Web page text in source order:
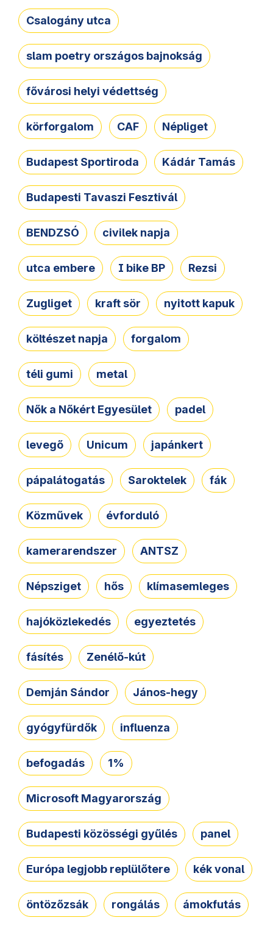
Csalogány utca
slam poetry országos bajnokság
fővárosi helyi védettség
körforgalom CAF Népliget
Budapest Sportiroda Kádár Tamás
Budapesti Tavaszi Fesztivál
BENDZSÓ civilek napja
utca embere I bike BP Rezsi
Zugliget kraft sör nyitott kapuk
költészet napja forgalom
téli gumi metal
Nők a Nőkért Egyesület padel
levegő Unicum japánkert
pápalátogatás Saroktelek fák
Közművek évforduló
kamerarendszer ANTSZ
Népsziget hős klímasemleges
hajóközlekedés egyeztetés
fásítés Zenélő-kút
Demján Sándor János-hegy
gyógyfürdők influenza
befogadás 1%
Microsoft Magyarország
Budapesti közösségi gyűlés panel
Európa legjobb replülőtere kék vonal
öntözőzsák rongálás ámokfutás